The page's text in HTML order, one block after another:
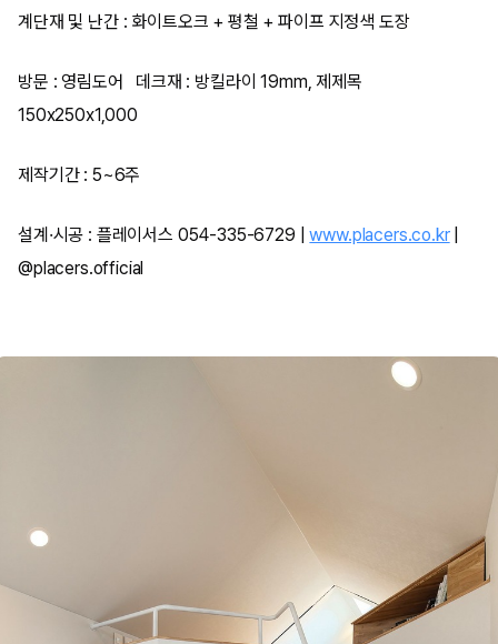
계단재 및 난간 : 화이트오크 + 평철 + 파이프 지정색 도장
방문 : 영림도어 데크재 : 방킬라이 19mm, 제제목
150x250x1,000
제작기간 : 5~6주
설계·시공 : 플레이서스 054-335-6729 |www.placers.co.kr|
@placers.official